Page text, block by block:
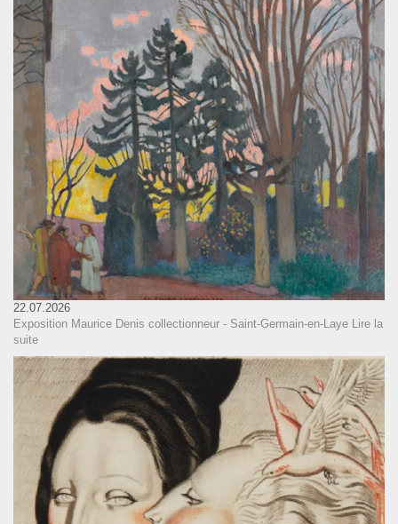
22.07.2026
Exposition Maurice Denis collectionneur - Saint-Germain-en-Laye Lire la
suite